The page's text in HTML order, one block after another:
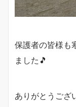
保護者の皆様も
ました🎵
ありがとうござ